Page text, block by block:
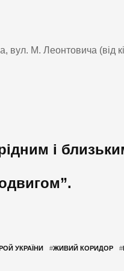
вул. М. Леонтовича (від
і
УКРАЇНИ #ЖИВИЙ КОРИДОР #